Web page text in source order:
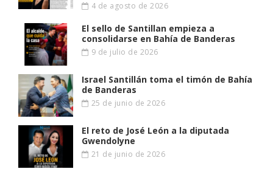
4 de agosto de 2026
El sello de Santillan empieza a
consolidarse en Bahía de Banderas
9 de julio de 2026
Israel Santillán toma el timón de Bahía
de Banderas
25 de junio de 2026
El reto de José León a la diputada
Gwendolyne
21 de junio de 2026